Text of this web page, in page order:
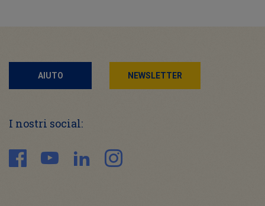
AIUTO NEWSLETTER
I nostri social: